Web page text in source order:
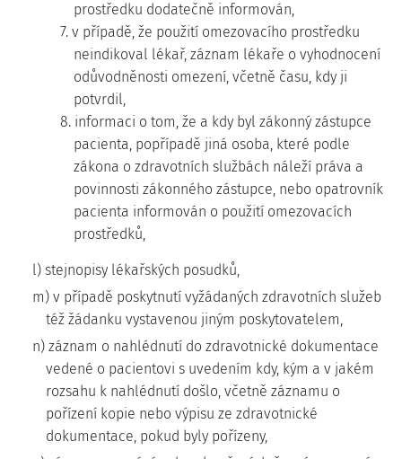
prostředku dodatečně informován,
7. v případě, že použití omezovacího prostředku
neindikoval lékař, záznam lékaře o vyhodnocení
odůvodněnosti omezení, včetně času, kdy ji
potvrdil,
8. informaci o tom, že a kdy byl zákonný zástupce
pacienta, popřípadě jiná osoba, které podle
zákona o zdravotních službách náleží práva a
povinnosti zákonného zástupce, nebo opatrovník
pacienta informován o použití omezovacích
prostředků,
l) stejnopisy lékařských posudků,
m) v případě poskytnutí vyžádaných zdravotních služeb
též žádanku vystavenou jiným poskytovatelem,
n) záznam o nahlédnutí do zdravotnické dokumentace
vedené o pacientovi s uvedením kdy, kým a v jakém
rozsahu k nahlédnutí došlo, včetně záznamu o
pořízení kopie nebo výpisu ze zdravotnické
dokumentace, pokud byly pořízeny,